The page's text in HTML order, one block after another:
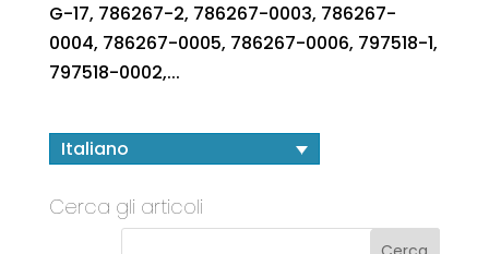
G-17, 786267-2, 786267-0003, 786267-
0004, 786267-0005, 786267-0006, 797518-1,
797518-0002,...
Italiano
Cerca gli articoli